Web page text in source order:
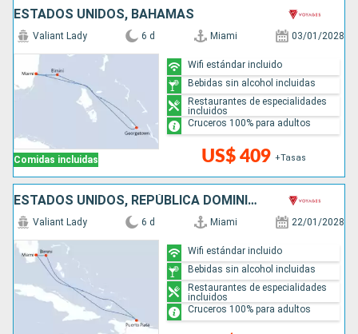
ESTADOS UNIDOS, BAHAMAS
Comidas incluidas
Valiant Lady 6 d Miami 03/01/2028
US$ 409 +Tasas
Wifi estándar incluido
Bebidas sin alcohol incluidas
Restaurantes de especialidades
incluidos
Cruceros 100% para adultos
ESTADOS UNIDOS, REPÚBLICA DOMINICANA, BAHAMAS
Valiant Lady 6 d Miami 22/01/2028
Wifi estándar incluido
Bebidas sin alcohol incluidas
Restaurantes de especialidades
incluidos
Cruceros 100% para adultos